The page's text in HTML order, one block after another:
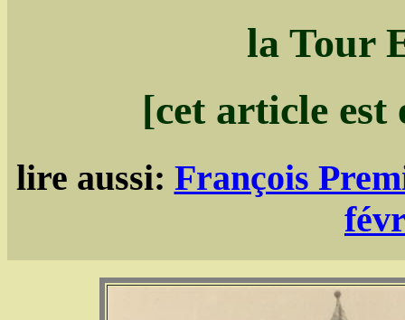
la Tour
[cet article est
lire aussi: François